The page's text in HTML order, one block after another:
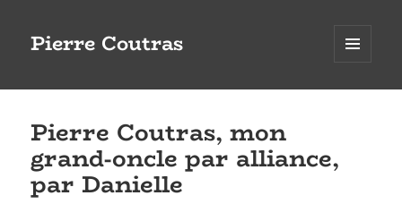
Pierre Coutras
ET
Pierre Coutras, mon
grand-oncle par alliance,
par Danielle